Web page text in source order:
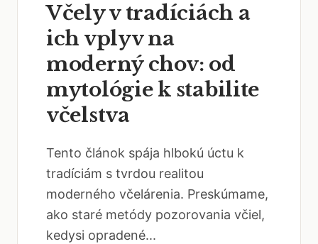
Včely v tradíciách a
ich vplyv na
moderný chov: od
mytológie k stabilite
včelstva
Tento článok spája hlbokú úctu k
tradíciám s tvrdou realitou
moderného včelárenia. Preskúmame,
ako staré metódy pozorovania včiel,
kedysi opradené...